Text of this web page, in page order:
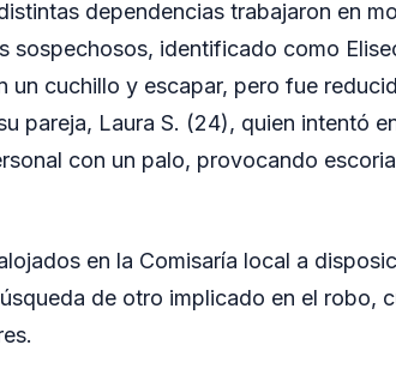
dependencias trabajaron en
sospechosos, identificado como
un cuchillo y escapar, pero fue
pareja, Laura S. (24), quien intentó
con un palo, provocando
en la Comisaría local a
de otro implicado en el robo,